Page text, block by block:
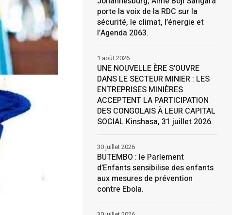
porte la voix de la RDC sur la
sécurité, le climat, l’énergie et
l’Agenda 2063.
UNE NOUVELLE ÈRE S’OUVRE
DANS LE SECTEUR MINIER : LES
ENTREPRISES MINIÈRES
ACCEPTENT LA PARTICIPATION
DES CONGOLAIS À LEUR CAPITAL
SOCIAL Kinshasa, 31 juillet 2026.
1 août 2026
BUTEMBO : le Parlement
d’Enfants sensibilise des enfants
aux mesures de prévention
contre Ebola.
30 juillet 2026